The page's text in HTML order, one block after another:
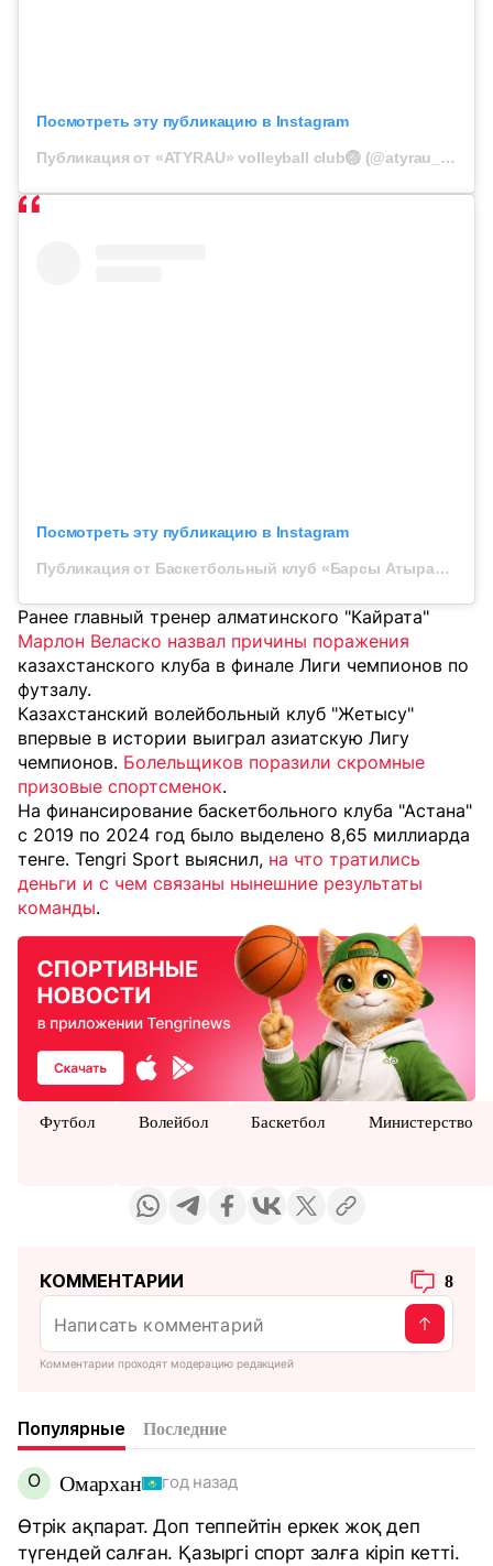
Посмотреть эту публикацию в Instagram
Публикация от «ATYRAU» volleyball club🏐 (@atyrau_vc)
Посмотреть эту публикацию в Instagram
Публикация от Баскетбольный клуб «Барсы Атырау» (@bcbarsy)
Ранее главный тренер алматинского "Кайрата"
Марлон Веласко назвал причины поражения
казахстанского клуба в финале Лиги чемпионов по
футзалу.
Казахстанский волейбольный клуб "Жетысу"
впервые в истории выиграл азиатскую Лигу
чемпионов. Болельщиков поразили скромные
призовые спортсменок.
На финансирование баскетбольного клуба "Астана"
с 2019 по 2024 год было выделено 8,65 миллиарда
тенге. Tengri Sport выяснил, на что тратились
деньги и с чем связаны нынешние результаты
команды.
Футбол Волейбол Баскетбол Министерство
КОММЕНТАРИИ 8
Комментарии проходят модерацию редакцией
Популярные Последние
О Омархан год назад
Өтрік ақпарат. Доп теппейтін еркек жоқ деп
түгендей салған. Қазыргі спорт залға кіріп кетті.